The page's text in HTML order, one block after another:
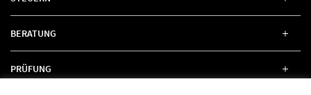
BERATUNG
PRÜFUNG